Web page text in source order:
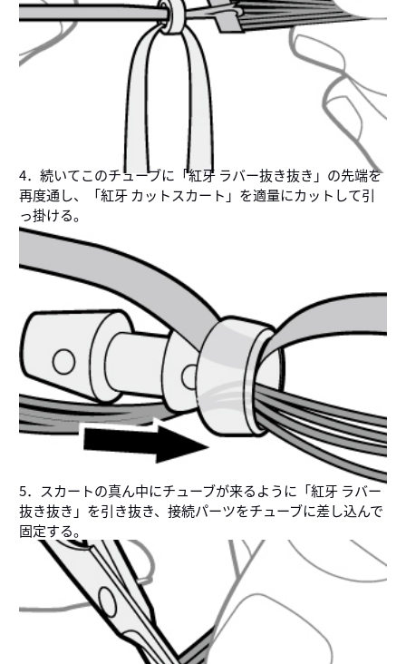
4．続いてこのチューブに「紅牙 ラバー抜き抜き」の先端を
再度通し、「紅牙 カットスカート」を適量にカットして引
っ掛ける。
5．スカートの真ん中にチューブが来るように「紅牙 ラバー
抜き抜き」を引き抜き、接続パーツをチューブに差し込んで
固定する。